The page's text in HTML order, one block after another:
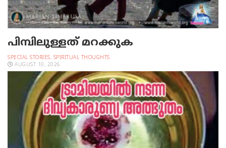
പിമ്പിലുള്ളത് മറക്കുക
SPECIAL STORIES, SPIRITUAL THOUGHTS
AUGUST 10, 2026